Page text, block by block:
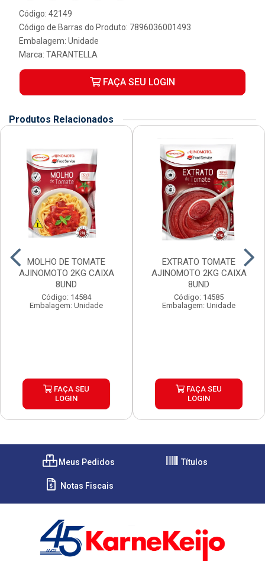
Código: 42149
Código de Barras do Produto: 7896036001493
Embalagem: Unidade
Marca: TARANTELLA
FAÇA SEU LOGIN
Produtos Relacionados
MOLHO DE TOMATE
AJINOMOTO 2KG CAIXA
8UND
Código: 14584
Embalagem: Unidade
FAÇA SEU
LOGIN
EXTRATO TOMATE
AJINOMOTO 2KG CAIXA
8UND
Código: 14585
Embalagem: Unidade
FAÇA SEU
LOGIN
Meus Pedidos Títulos
Notas Fiscais